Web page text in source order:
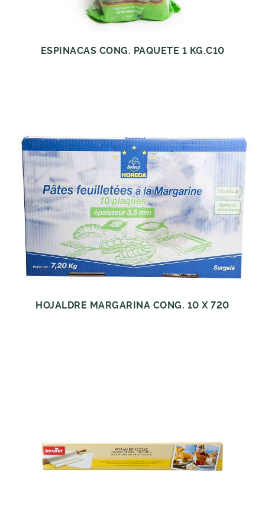
ESPINACAS CONG. PAQUETE 1 KG.C10
HOJALDRE MARGARINA CONG. 10 X 720